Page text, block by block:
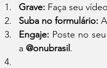
Grave: Faça seu
Suba no formulário:
Engaje: Poste no
a @onubrasil .